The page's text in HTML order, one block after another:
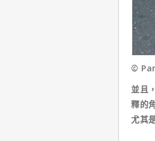
©
並且
釋的
尤其